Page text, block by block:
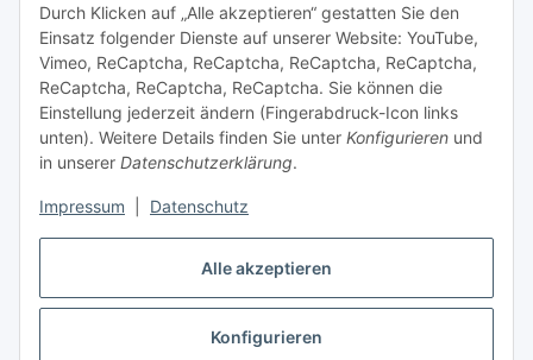
Alle akzeptieren
Konfigurieren
Durch Klicken auf „Alle akzeptieren“ gestatten Sie den
Einsatz folgender Dienste auf unserer Website: YouTube,
Vimeo, ReCaptcha, ReCaptcha, ReCaptcha, ReCaptcha,
ReCaptcha, ReCaptcha, ReCaptcha. Sie können die
Einstellung jederzeit ändern (Fingerabdruck-Icon links
unten). Weitere Details finden Sie unter Konfigurieren und
in unserer Datenschutzerklärung.
Impressum Datenschutz
Vertrag widerrufen